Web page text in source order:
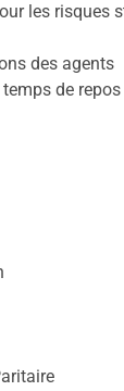
les risques
des agents
de repos